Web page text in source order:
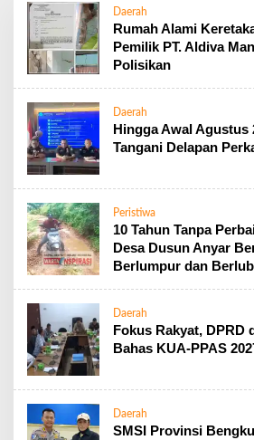
W
a
r
t
a
s
p
i
r
a
Daerah
Rumah Alami
Pemilik PT. Aldiva
Polisikan
Daerah
Hingga Awal Agustus
Tangani Delapan
Peristiwa
10 Tahun Tanpa
Desa Dusun Anyar
Berlumpur dan
Daerah
Fokus Rakyat, DPRD
Bahas KUA-PPAS
Daerah
SMSI Provinsi